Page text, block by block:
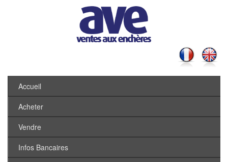
Accueil
Acheter
Vendre
Infos Bancaires